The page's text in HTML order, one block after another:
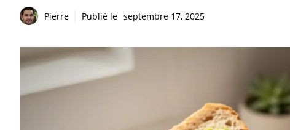
Pierre Publié le septembre 17, 2025